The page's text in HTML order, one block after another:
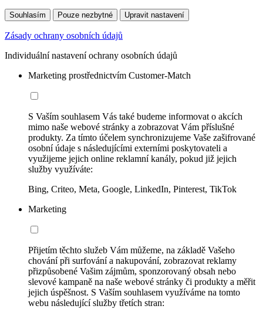
Souhlasím Pouze nezbytné Upravit nastavení
Zásady ochrany osobních údajů
Individuální nastavení ochrany osobních údajů
Marketing prostřednictvím Customer-Match
S Vaším souhlasem Vás také budeme informovat o akcích
mimo naše webové stránky a zobrazovat Vám příslušné
produkty. Za tímto účelem synchronizujeme Vaše zašifrované
osobní údaje s následujícími externími poskytovateli a
využijeme jejich online reklamní kanály, pokud již jejich
služby využíváte:
Bing, Criteo, Meta, Google, LinkedIn, Pinterest, TikTok
Marketing
Přijetím těchto služeb Vám můžeme, na základě Vašeho
chování při surfování a nakupování, zobrazovat reklamy
přizpůsobené Vašim zájmům, sponzorovaný obsah nebo
slevové kampaně na naše webové stránky či produkty a měřit
jejich úspěšnost. S Vaším souhlasem využíváme na tomto
webu následující služby třetích stran: